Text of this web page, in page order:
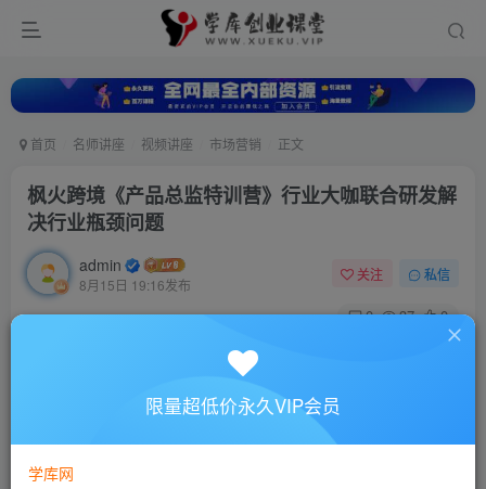
首页 名师讲座 视频讲座 市场营销 正文
枫火跨境《产品总监特训营》行业大咖联合研发解
决行业瓶颈问题
admin
8月15日 19:16发布
关注 私信
0 37 0
此内容为付费资源，请付费后查看
10
限量超低价永久VIP会员
学库网